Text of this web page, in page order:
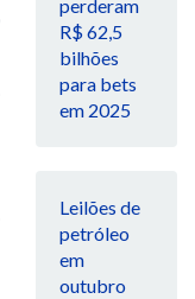
perderam
R$ 62,5
bilhões
para bets
em 2025
Leilões de
petróleo
em
outubro